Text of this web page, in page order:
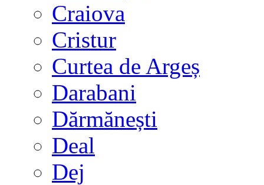
Craiova
Cristur
Curtea de Argeș
Darabani
Dărmănești
Deal
Dej